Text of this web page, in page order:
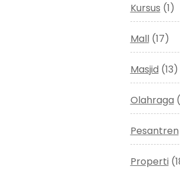
Kursus (1)
Mall(17)
Masjid (13)
Olahraga
Pesantren
Properti